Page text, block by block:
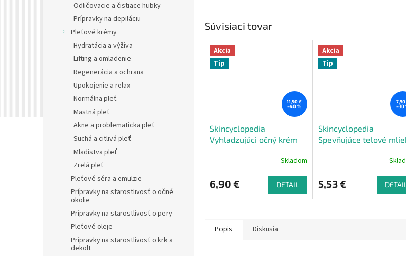
Odličovacie a čistiace hubky
Prípravky na depiláciu
Pleťové krémy
Hydratácia a výživa
Lifting a omladenie
Regenerácia a ochrana
Upokojenie a relax
Normálna pleť
Mastná pleť
Akne a problematicka pleť
Suchá a citlivá pleť
Mladistva pleť
Zrelá pleť
Pleťové séra a emulzie
Prípravky na starostlivosť o očné
okolie
Prípravky na starostlivosť o pery
Pleťové oleje
Prípravky na starostlivosť o krk a
dekolt
Súvisiaci tovar
Akcia
Tip
11,50 €
–40 %
Skincyclopedia
Vyhladzujúci očný krém
matrixylom a kofeínom
Skladom
6,90 € DETAIL
Akcia
Tip
–30
Skincyclopedia
Spevňujúce telové
5,53 € DETAIL
Popis Diskusia